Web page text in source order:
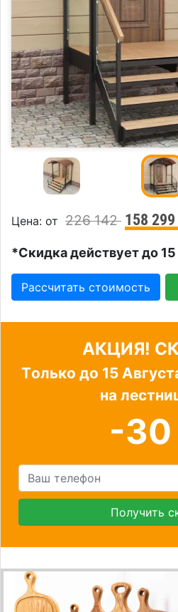
Цена: от 226 142 158
*Скидка действует до 15
Рассчитать стоимость
АКЦИЯ!
Tолько до 15
на
-30
Получить